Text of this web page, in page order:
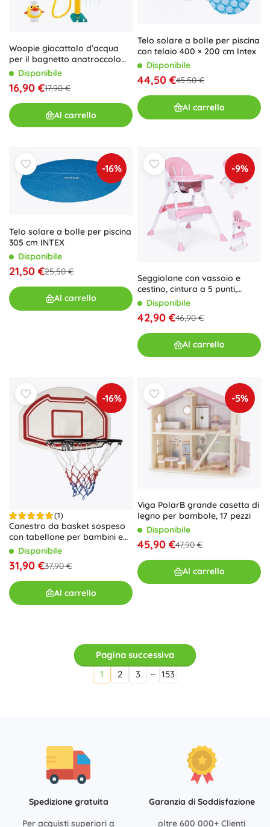
Woopie giocattolo d’acqua
per il bagnetto anatroccolo
con rubinetto e doccetta
Disponibile
16,90 €17,90 €
Al carrello
Telo solare a bolle per piscina
con telaio 400 × 200 cm Intex
Disponibile
44,50 €45,50 €
Al carrello
-16%
Telo solare a bolle per piscina
305 cm INTEX
Disponibile
21,50 €25,50 €
Al carrello
-9%
Seggiolone con vassoio e
cestino, cintura a 5 punti,
ECOTOYS – Rosa
Disponibile
42,90 €46,90 €
Al carrello
-16%
(1)
Canestro da basket sospeso
con tabellone per bambini e
adulti
Disponibile
31,90 €37,90 €
Al carrello
-5%
Viga PolarB grande casetta di
legno per bambole, 17 pezzi
Disponibile
45,90 €47,90 €
Al carrello
Pagina successiva
1
2 3 … 153
Spedizione gratuita
Per acquisti superiori a
Garanzia di Soddisfazione
oltre 600 000+ Clienti